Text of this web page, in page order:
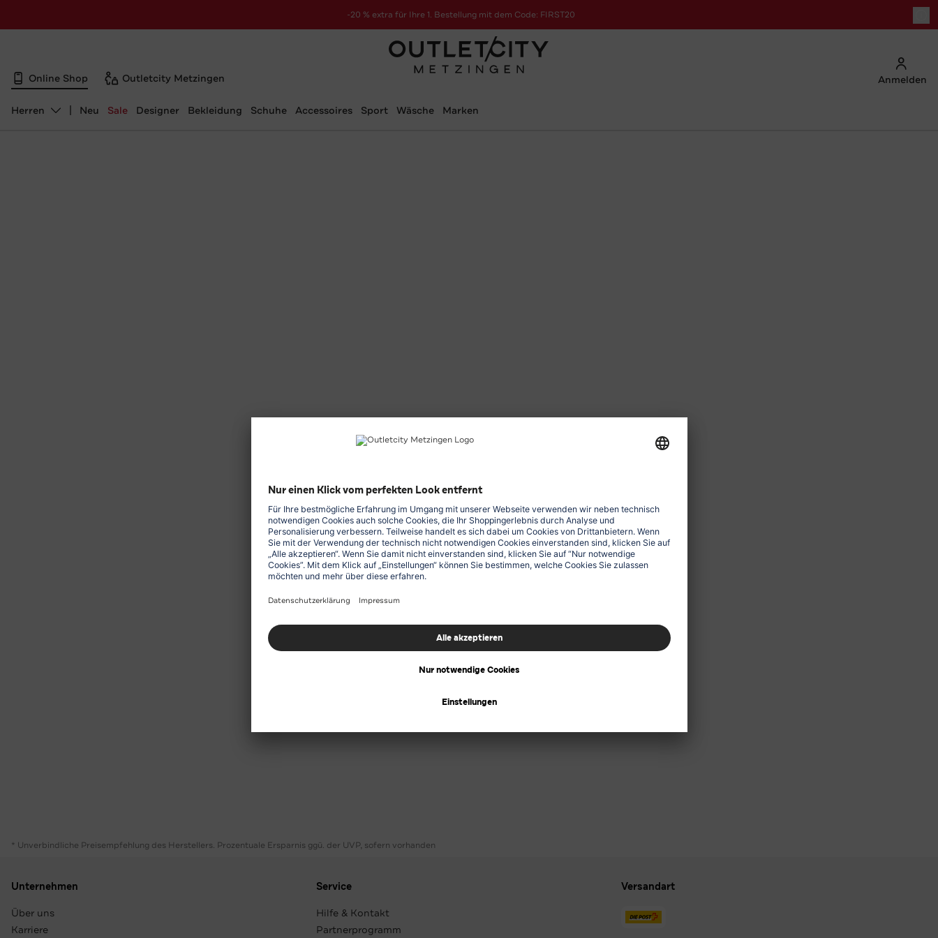
-20 % extra für Ihre 1. Bestellung mit dem Code: FIRST20
Online Shop Outletcity Metzingen Anmelden
Abteilung ändern, ausgewählt:
Herren Neu Sale Designer Bekleidung Schuhe Accessoires Sport Wäsche Marken
* Unverbindliche Preisempfehlung des Herstellers. Prozentuale Ersparnis ggü. der UVP, sofern vorhanden
Unternehmen
Über uns
Karriere
Service
Hilfe & Kontakt
Partnerprogramm
Versandart